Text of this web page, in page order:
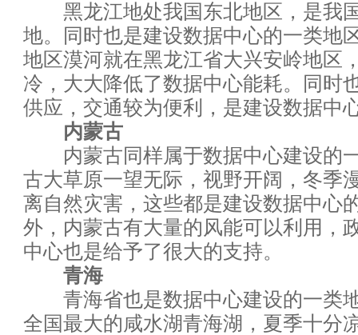
大数据失败案例提醒：8个不能
CIO:IT从运维到运营
面对网络边界的迷失？在虚拟
马云乌镇演讲实录：未来30年
AI技术大力冲击就业市场 哪些
2016热门数据存储技术
CIO:淘汰你的不是新技术，而
如何成为数据分析师
黑龙江地处我国东北地区，是我
地。同时也是建设数据中心的一类地
地区漠河就在黑龙江省大兴安岭地区
冷，大大降低了数据中心能耗。同时
供应，交通较为便利，是建设数据中
内蒙古
内蒙古同样属于数据中心建设的
古大草原一望无际，视野开阔，冬季
离自然灾害，这些都是建设数据中心
外，内蒙古有大量的风能可以利用，
中心也是给予了很大的支持。
青海
青海省也是数据中心建设的一类
全国最大的咸水湖青海湖，夏季十分